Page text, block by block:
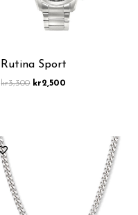
Rutina Sport
kr3,300 kr2,500